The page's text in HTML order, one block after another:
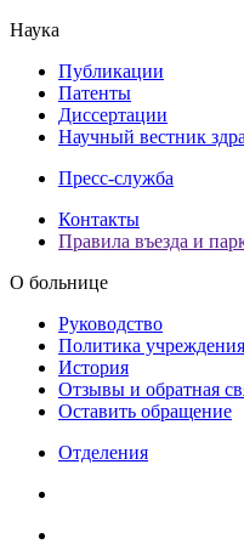
Наука
Публикации
Патенты
Диссертации
Научный вестник
Пресс-служба
Контакты
Правила въезда и
О больнице
Руководство
Политика учреждения
История
Отзывы и обратная
Оставить обращение
Отделения